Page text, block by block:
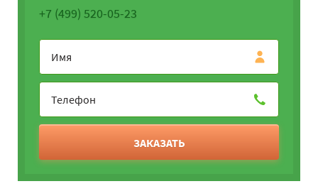
+7 (499) 520-05-23
ЗАКАЗАТЬ